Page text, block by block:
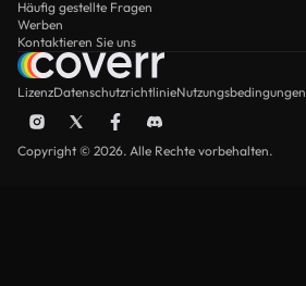
Häufig gestellte Fragen
Werben
Kontaktieren Sie uns
LizenzDatenschutzrichtlinieNutzungsbedingungen
Copyright © 2026. Alle Rechte vorbehalten.